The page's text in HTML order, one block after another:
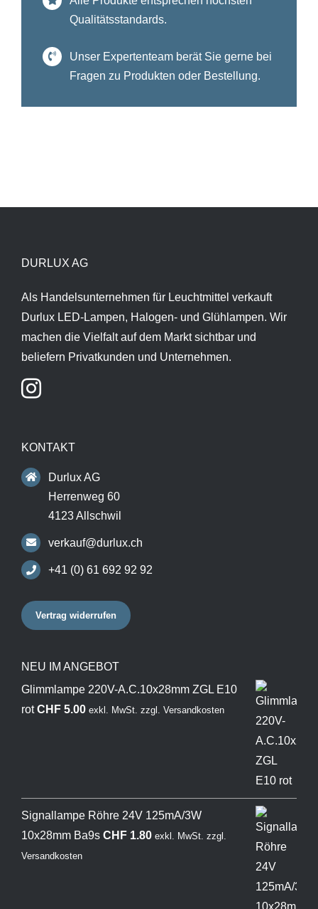
Qualitätsstandards.
Unser Expertenteam berät Sie gerne bei
Fragen zu Produkten oder Bestellung.
DURLUX AG
Als Handelsunternehmen für Leuchtmittel verkauft
Durlux LED-Lampen, Halogen- und Glühlampen. Wir
machen die Vielfalt auf dem Markt sichtbar und
beliefern Privatkunden und Unternehmen.
KONTAKT
Durlux AG
Herrenweg 60
4123 Allschwil
verkauf@durlux.ch
+41 (0) 61 692 92 92
Vertrag widerrufen
NEU IM ANGEBOT
Glimmlampe 220V-A.C.10x28mm ZGL E10
rot CHF5.00 exkl. MwSt. zzgl. Versandkosten
Signallampe Röhre 24V 125mA/3W
10x28mm Ba9s CHF1.80 exkl. MwSt. zzgl.
Versandkosten